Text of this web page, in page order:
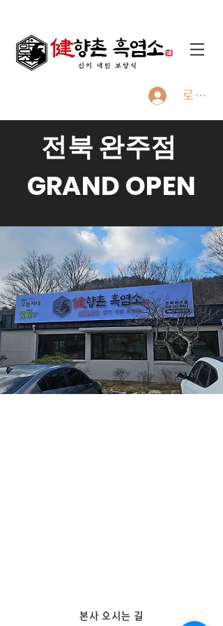
로그인
전북 완주점
GRAND OPEN
​본사 오시는 길